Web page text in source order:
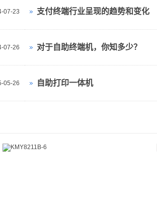
07-23 支付终端行业呈现的趋势和变化
07-26 对于自助终端机，你知多少？
05-26 自助打印一体机